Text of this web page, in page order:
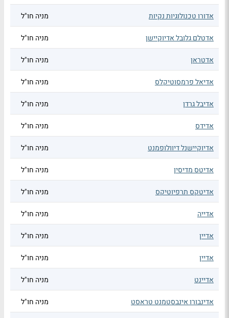
אדורו טכנולוגיות נקיות מניה חו"ל
אדטלם גלובל אדיוקיישן מניה חו"ל
אדטראן מניה חו"ל
אדיאל פרמסוטיקלס מניה חו"ל
אדיבל גרדן מניה חו"ל
אדידס מניה חו"ל
אדיוקיישנל דיוולופמנט מניה חו"ל
אדיטס מדיסין מניה חו"ל
אדיטקס תרפיוטיקס מניה חו"ל
אדייה מניה חו"ל
אדיין מניה חו"ל
אדיין מניה חו"ל
אדיינט מניה חו"ל
אדינבורו אינבסטמנט טראסט מניה חו"ל